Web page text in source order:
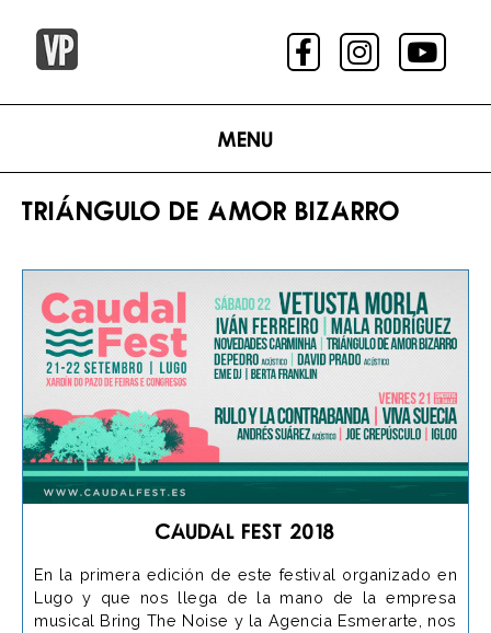
Menu
TRIÁNGULO DE AMOR BIZARRO
Caudal Fest 2018
En la primera edición de este festival organizado en
Lugo y que nos llega de la mano de la empresa
musical Bring The Noise y la Agencia Esmerarte, nos